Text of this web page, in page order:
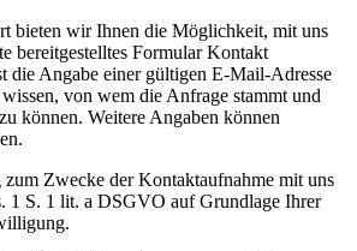
bieten wir Ihnen die Möglichkeit, mit uns
bereitgestelltes Formular Kontakt
die Angabe einer gültigen E-Mail-Adresse
von wem die Anfrage stammt und
können. Weitere Angaben können
Zwecke der Kontaktaufnahme mit uns
1 S. 1 lit. a DSGVO auf Grundlage Ihrer